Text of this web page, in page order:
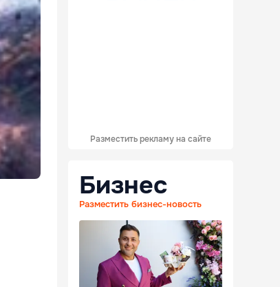
Разместить рекламу на сайте
Бизнес
Разместить бизнес-новость